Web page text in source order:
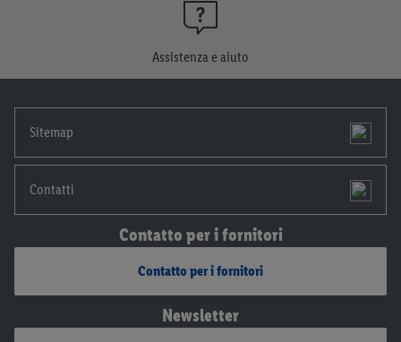
Assistenza e aiuto
Sitemap
Contatti
Contatto per i fornitori
Contatto per i fornitori
Newsletter
momento con effetto per il futuro.